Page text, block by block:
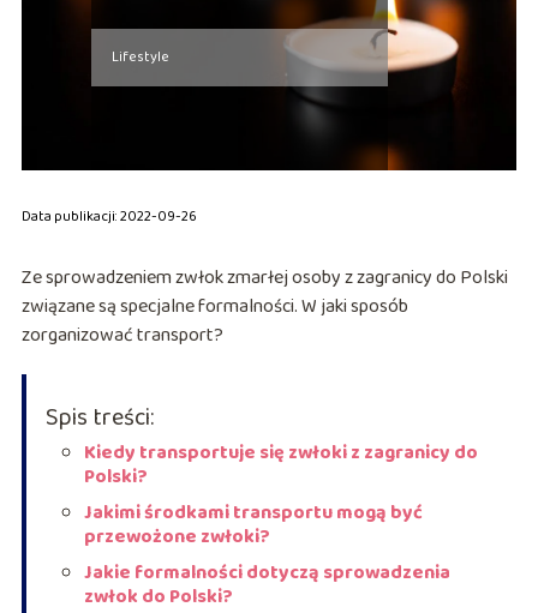
Lifestyle
Data publikacji: 2022-09-26
Ze sprowadzeniem zwłok zmarłej osoby z zagranicy do Polski
związane są specjalne formalności. W jaki sposób
zorganizować transport?
Spis treści:
Kiedy transportuje się zwłoki z zagranicy do
Polski?
Jakimi środkami transportu mogą być
przewożone zwłoki?
Jakie formalności dotyczą sprowadzenia
zwłok do Polski?